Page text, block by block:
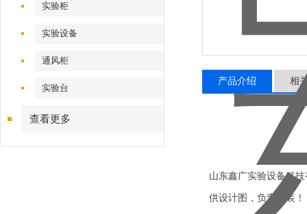
实验柜
实验设备
通风柜
实验台
查看更多
产品介绍 相
山东鑫广实验设备科
供设计图，负责安装！